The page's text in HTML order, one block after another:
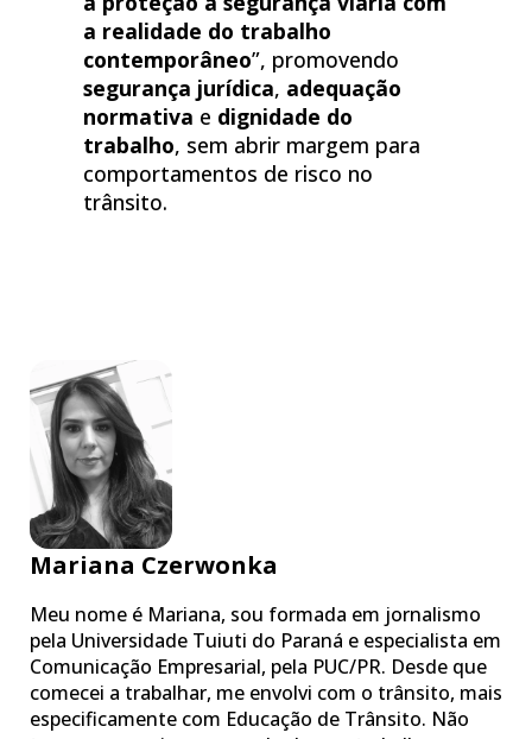
a realidade do trabalho
contemporâneo”, promovendo
segurança jurídica, adequação
normativa e dignidade do
trabalho, sem abrir margem para
comportamentos de risco no
trânsito.
Mariana Czerwonka
Meu nome é Mariana, sou formada em jornalismo
pela Universidade Tuiuti do Paraná e especialista em
Comunicação Empresarial, pela PUC/PR. Desde que
comecei a trabalhar, me envolvi com o trânsito, mais
especificamente com Educação de Trânsito. Não